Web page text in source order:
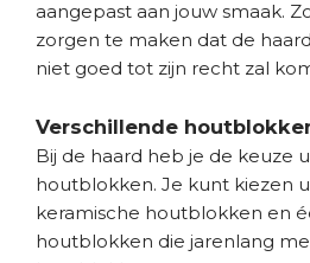
aangepast aan jouw smaak.
zorgen te maken dat de
niet goed tot zijn recht zal
Verschillende
Bij de haard heb je de keuze
houtblokken. Je kunt kiezen
keramische houtblokken en
houtblokken die jarenlang